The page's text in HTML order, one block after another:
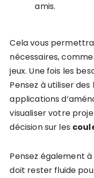
amis.
Cela vous
nécessaires,
jeux. Une fois les
Pensez à utiliser
applications
visualiser votre
décision sur les
Pensez également à
doit rester fluide